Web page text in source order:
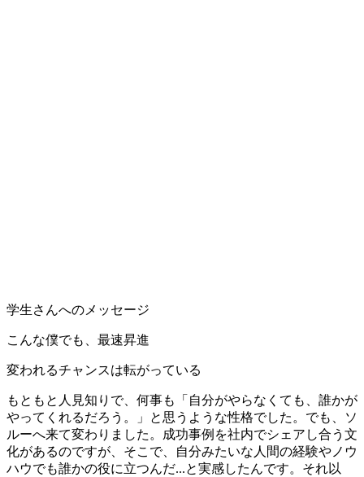
学生さんへのメッセージ
こんな僕でも、最速昇進
変われるチャンスは転がっている
もともと人見知りで、何事も「自分がやらなくても、誰かが
やってくれるだろう。」と思うような性格でした。でも、ソ
ルーへ来て変わりました。成功事例を社内でシェアし合う文
化があるのですが、そこで、自分みたいな人間の経験やノウ
ハウでも誰かの役に立つんだ...と実感したんです。それ以